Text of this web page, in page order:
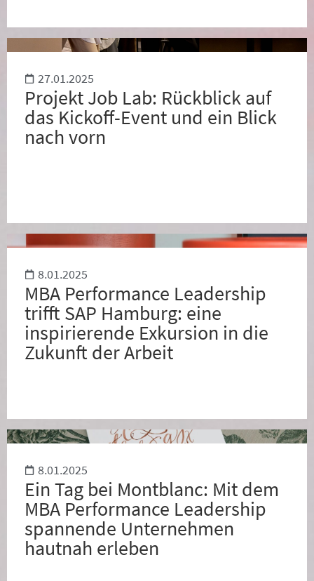
27.01.2025
Projekt Job Lab: Rückblick auf
das Kickoff-Event und ein Blick
nach vorn
8.01.2025
MBA Performance Leadership
trifft SAP Hamburg: eine
inspirierende Exkursion in die
Zukunft der Arbeit
8.01.2025
Ein Tag bei Montblanc: Mit dem
MBA Performance Leadership
spannende Unternehmen
hautnah erleben